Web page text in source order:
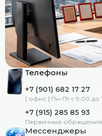
Телефоны
+7 (901) 682 17 27
[ офис ] Пн-Пт с 9:00 до
+7 (915) 285 85 93
Первичные обращения,
Мессенджеры